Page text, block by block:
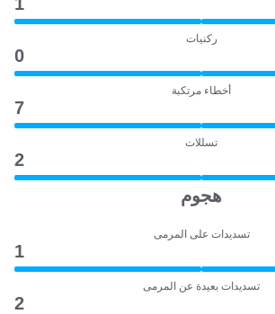
ركنيات
0
أخطاء مرتكبة
7
تسللات
2
هجوم
تسديدات على المرمى
1
تسديدات بعيدة عن المرمى
2